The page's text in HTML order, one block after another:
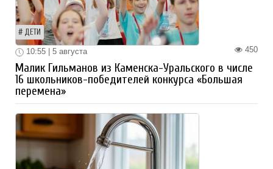
ДЕТИ
450
10:55 | 5 августа
Малик Гильманов из Каменска-Уральского в числе
16 школьников-победителей конкурса «Большая
перемена»